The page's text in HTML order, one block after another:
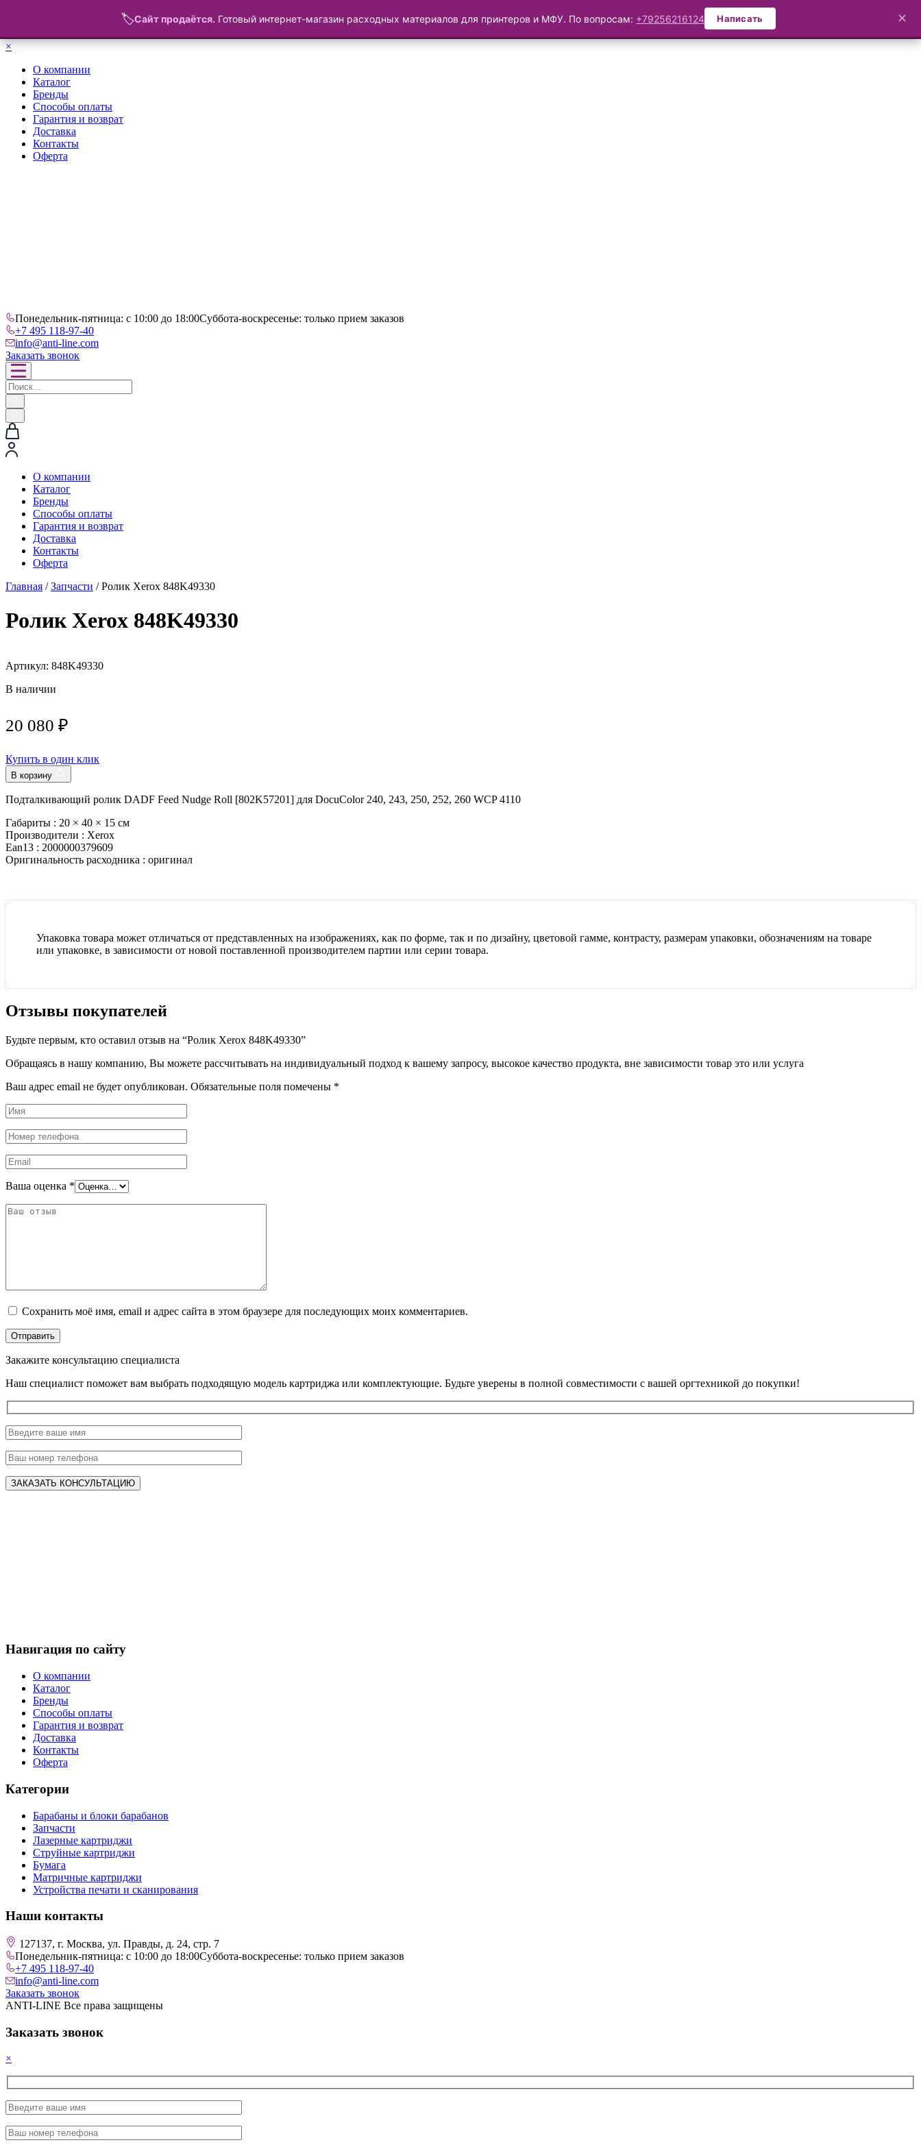
×
О компании
Каталог
Бренды
Способы оплаты
Гарантия и возврат
Доставка
Контакты
Оферта
Понедельник-пятница: с 10:00 до 18:00Суббота-воскресенье: только прием заказов
+7 495 118-97-40
info@anti-line.com
Заказать звонок
О компании
Каталог
Бренды
Способы оплаты
Гарантия и возврат
Доставка
Контакты
Оферта
Главная /Запчасти / Ролик Xerox 848K49330
Ролик Xerox 848K49330
Артикул: 848K49330
В наличии
20 080 ₽
Купить в один клик
В корзину
Подталкивающий ролик DADF Feed Nudge Roll [802K57201] для DocuColor 240, 243, 250, 252, 260 WCP 4110
Габариты : 20 × 40 × 15 см
Производители : Xerox
Ean13 : 2000000379609
Оригинальность расходника : оригинал
Упаковка товара может отличаться от представленных на изображениях, как по форме, так и по дизайну, цветовой гамме, контрасту, размерам упаковки, обозначениям на товаре
или упаковке, в зависимости от новой поставленной производителем партии или серии товара.
Отзывы покупателей
Будьте первым, кто оставил отзыв на “Ролик Xerox 848K49330”
Обращаясь в нашу компанию, Вы можете рассчитывать на индивидуальный подход к вашему запросу, высокое качество продукта, вне зависимости товар это или услуга
Ваш адрес email не будет опубликован. Обязательные поля помечены *
Ваша оценка *
Сохранить моё имя, email и адрес сайта в этом браузере для последующих моих комментариев.
Закажите консультацию специалиста
Наш специалист поможет вам выбрать подходящую модель картриджа или комплектующие. Будьте уверены в полной совместимости с вашей оргтехникой до покупки!
Навигация по сайту
О компании
Каталог
Бренды
Способы оплаты
Гарантия и возврат
Доставка
Контакты
Оферта
Категории
Барабаны и блоки барабанов
Запчасти
Лазерные картриджи
Струйные картриджи
Бумага
Матричные картриджи
Устройства печати и сканирования
Наши контакты
127137, г. Москва, ул. Правды, д. 24, стр. 7
Понедельник-пятница: с 10:00 до 18:00Суббота-воскресенье: только прием заказов
+7 495 118-97-40
info@anti-line.com
Заказать звонок
ANTI-LINE Все права защищены
Заказать звонок
×
🏷️Сайт продаётся. Готовый интернет-магазин расходных материалов для принтеров и МФУ. По вопросам: +79256216124 Написать ✕